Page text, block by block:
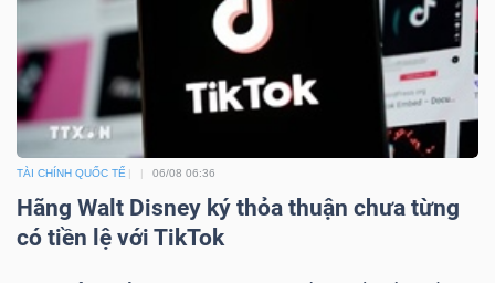
TÀI CHÍNH QUỐC TẾ 06/08 06:36
Hãng Walt Disney ký thỏa thuận chưa từng
có tiền lệ với TikTok
Mã
chứng
khoán
(-)
Tất cả Cổ phiếu Chỉ số Chứng chỉ quỹ Chứng